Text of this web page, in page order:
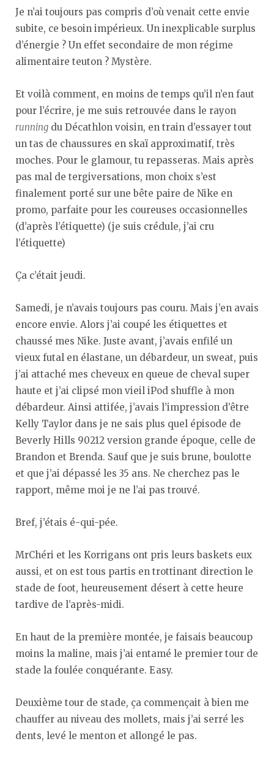
Je n’ai toujours pas compris d’où venait cette envie
subite, ce besoin impérieux. Un inexplicable surplus
d’énergie ? Un effet secondaire de mon régime
alimentaire teuton ? Mystère.
Et voilà comment, en moins de temps qu’il n’en faut
pour l’écrire, je me suis retrouvée dans le rayon
running du Décathlon voisin, en train d’essayer tout
un tas de chaussures en skaï approximatif, très
moches. Pour le glamour, tu repasseras. Mais après
pas mal de tergiversations, mon choix s’est
finalement porté sur une bête paire de Nike en
promo, parfaite pour les coureuses occasionnelles
(d’après l’étiquette) (je suis crédule, j’ai cru
l’étiquette)
Ça c’était jeudi.
Samedi, je n’avais toujours pas couru. Mais j’en avais
encore envie. Alors j’ai coupé les étiquettes et
chaussé mes Nike. Juste avant, j’avais enfilé un
vieux futal en élastane, un débardeur, un sweat, puis
j’ai attaché mes cheveux en queue de cheval super
haute et j’ai clipsé mon vieil iPod shuffle à mon
débardeur. Ainsi attifée, j’avais l’impression d’être
Kelly Taylor dans je ne sais plus quel épisode de
Beverly Hills 90212 version grande époque, celle de
Brandon et Brenda. Sauf que je suis brune, boulotte
et que j’ai dépassé les 35 ans. Ne cherchez pas le
rapport, même moi je ne l’ai pas trouvé.
Bref, j’étais é-qui-pée.
MrChéri et les Korrigans ont pris leurs baskets eux
aussi, et on est tous partis en trottinant direction le
stade de foot, heureusement désert à cette heure
tardive de l’après-midi.
En haut de la première montée, je faisais beaucoup
moins la maline, mais j’ai entamé le premier tour de
stade la foulée conquérante. Easy.
Deuxième tour de stade, ça commençait à bien me
chauffer au niveau des mollets, mais j’ai serré les
dents, levé le menton et allongé le pas.